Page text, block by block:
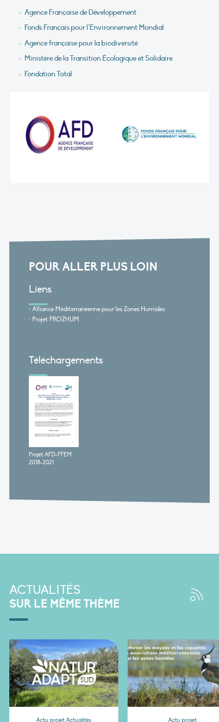
Agence Française de Développement
Fonds Français pour l’Environnement Mondial
Agence française pour la biodiversité
Ministère de la Transition Écologique et Solidaire
Fondation Total
POUR ALLER PLUS LOIN
Liens
Alliance Méditerranéenne pour les Zones Humides
Projet PROZHUM
Téléchargements
Projet AFD-FFEM
2018-2021
ACTUALITÉS
SUR LE MÊME THÈME
Actu projet Actualités Actu projet